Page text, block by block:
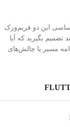
این دو فریم‌ورک
تصمیم بگیرید که آیا
مسیر با چالش‌های